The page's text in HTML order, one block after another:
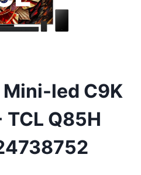
Mini-led C9K
Q85H